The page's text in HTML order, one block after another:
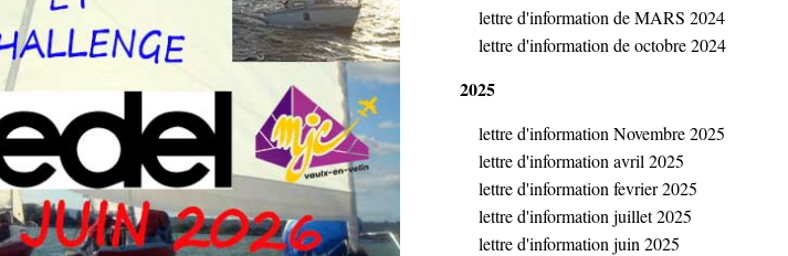
lettre d'information de MARS 2024
lettre d'information de octobre 2024
2025
lettre d'information Novembre 2025
lettre d'information avril 2025
lettre d'information fevrier 2025
lettre d'information juillet 2025
lettre d'information juin 2025